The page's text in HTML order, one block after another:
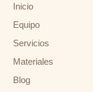
Inicio
Equipo
Servicios
Materiales
Blog